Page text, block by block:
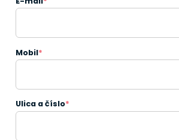
Mobil*
Ulica a číslo*